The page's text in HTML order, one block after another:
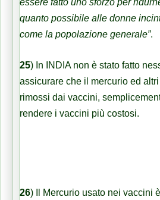
quanto possibile alle donne
come la popolazione generale”.
25) In INDIA non è stato fatto
assicurare che il mercurio ed
rimossi dai vaccini,
rendere i vaccini più costosi.
26) Il Mercurio usato nei vaccini